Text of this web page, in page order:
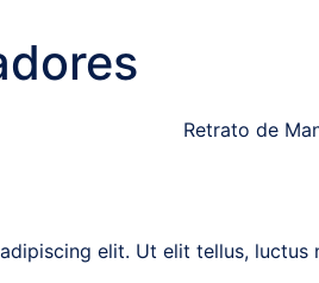
elit. Ut elit tellus,